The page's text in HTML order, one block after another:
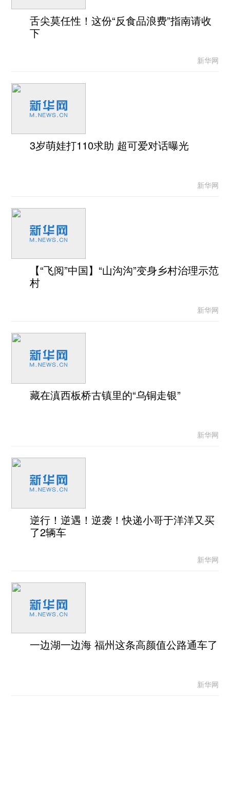
舌尖莫任性！这份“反食品浪费”指南请收
下
新华网
3岁萌娃打110求助 超可爱对话曝光
新华网
【“飞阅”中国】“山沟沟”变身乡村治理示范
村
新华网
藏在滇西板桥古镇里的“乌铜走银”
新华网
逆行！逆遇！逆袭！快递小哥于洋洋又买
了2辆车
新华网
一边湖一边海 福州这条高颜值公路通车了
新华网